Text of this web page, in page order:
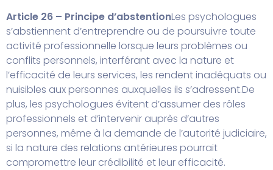
Article 26 – Principe d’abstentionLes psychologues
s’abstiennent d’entreprendre ou de poursuivre toute
activité professionnelle lorsque leurs problèmes ou
conflits personnels, interférant avec la nature et
l’efficacité de leurs services, les rendent inadéquats ou
nuisibles aux personnes auxquelles ils s’adressent.De
plus, les psychologues évitent d’assumer des rôles
professionnels et d’intervenir auprès d’autres
personnes, même à la demande de l’autorité judiciaire,
si la nature des relations antérieures pourrait
compromettre leur crédibilité et leur efficacité.